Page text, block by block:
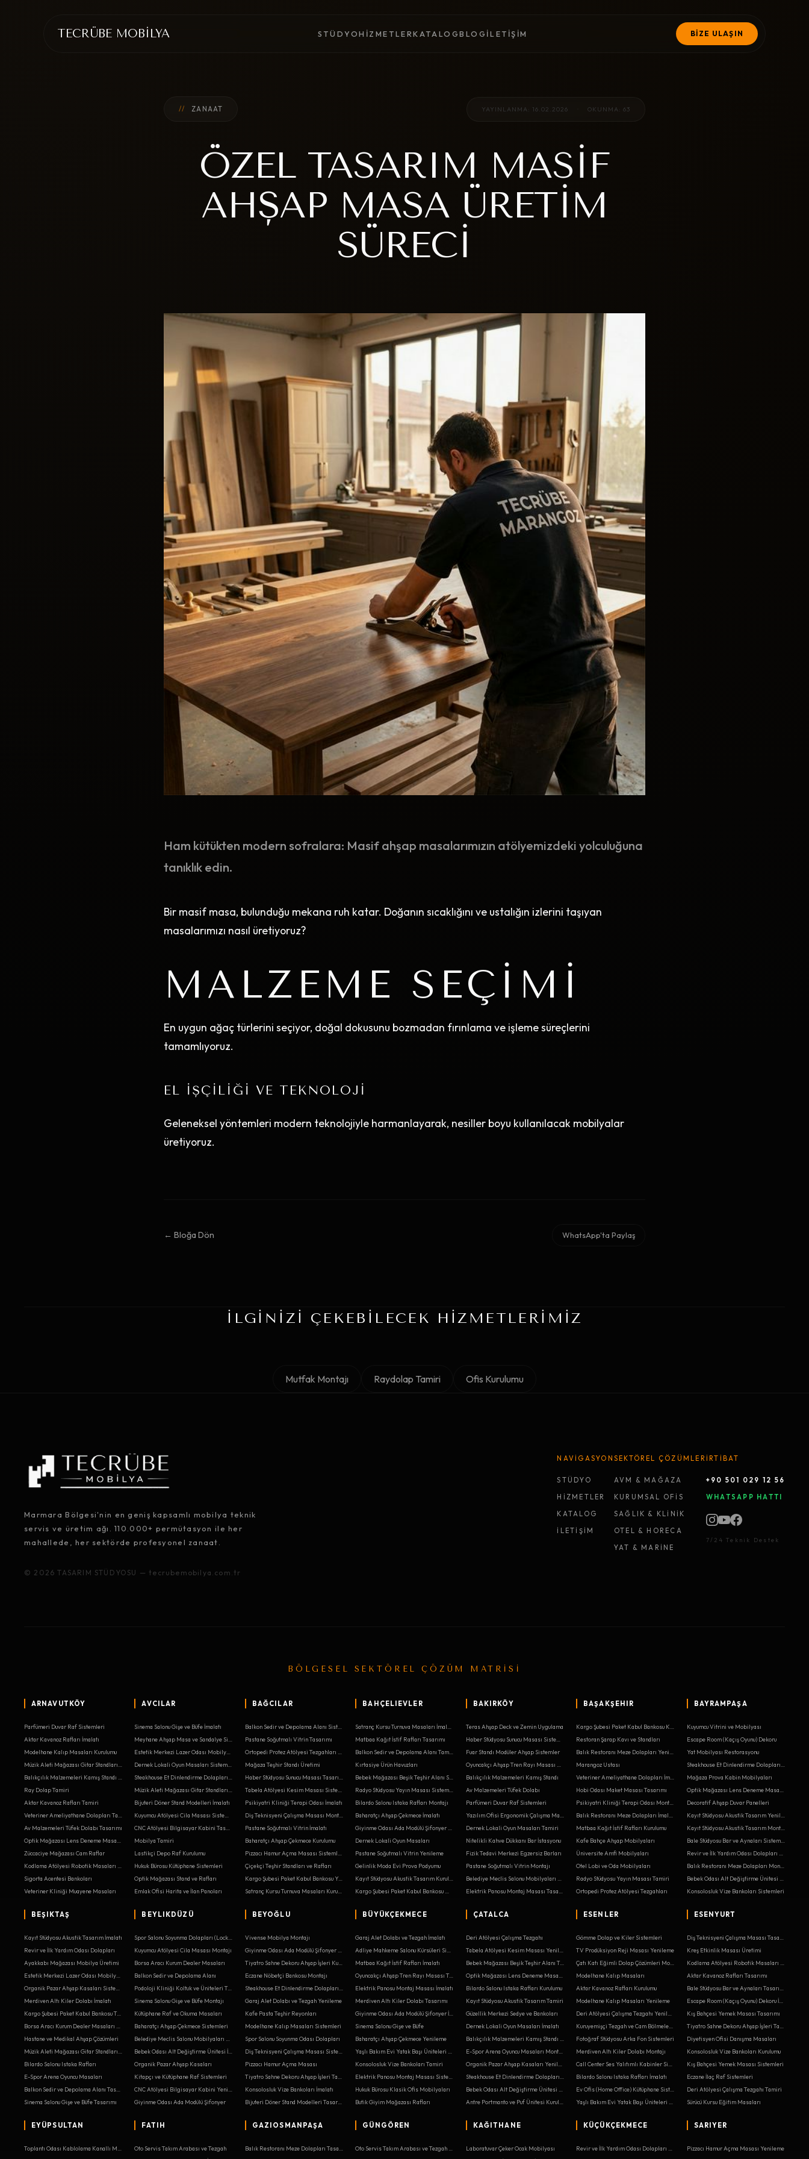
TECRÜBE MOBİLYA STÜDYOHIZMETLERKATALOGBLOG İLETIŞIM BİZE ULAŞIN
// ZANAAT YAYINLANMA: 16.02.2026 OKUNMA: 63
ÖZEL TASARIM MASIF
AHŞAP MASA ÜRETIM
SÜRECI
Ham kütükten modern sofralara: Masif ahşap masalarımızın atölyemizdeki yolculuğuna
tanıklık edin.
Bir masif masa, bulunduğu mekana ruh katar. Doğanın sıcaklığını ve ustalığın izlerini taşıyan
masalarımızı nasıl üretiyoruz?
MALZEME SEÇIMI
En uygun ağaç türlerini seçiyor, doğal dokusunu bozmadan fırınlama ve işleme süreçlerini
tamamlıyoruz.
EL İŞÇILIĞI VE TEKNOLOJI
Geleneksel yöntemleri modern teknolojiyle harmanlayarak, nesiller boyu kullanılacak mobilyalar
üretiyoruz.
← Bloğa Dön WhatsApp'ta Paylaş
İLGINIZI ÇEKEBILECEK HIZMETLERIMIZ
Mutfak Montajı Raydolap Tamiri Ofis Kurulumu
Marmara Bölgesi'nin en geniş kapsamlı mobilya teknik
servis ve üretim ağı. 110.000+ permütasyon ile her
mahallede, her sektörde profesyonel zanaat.
© 2026 TASARIM STÜDYOSU — tecrubemobilya.com.tr
NAVİGASYON
STÜDYO
HİZMETLER
KATALOG
İLETİŞİM
SEKTÖREL ÇÖZÜMLER
AVM & MAĞAZA
KURUMSAL OFİS
SAĞLIK & KLİNİK
OTEL & HORECA
YAT & MARİNE
İRTİBAT
+90 501 029 12 56
WHATSAPP HATTI
7/24 Teknik Destek
BÖLGESEL SEKTÖREL ÇÖZÜM MATRİSİ
ARNAVUTKÖY
Parfümeri Duvar Raf Sistemleri
Aktar Kavanoz Rafları İmalatı
Modelhane Kalıp Masaları Kurulumu
Ray Dolap Tamiri
Aktar Kavanoz Rafları Tamiri
Av Malzemeleri Tüfek Dolabı Tasarımı
Züccaciye Mağazası Cam Raflar
Sigorta Acentesi Bankoları
Veteriner Kliniği Muayene Masaları
AVCILAR
Sinema Salonu Gişe ve Büfe İmalatı
Bijuteri Döner Stand Modelleri İmalatı
Mobilya Tamiri
Lastikçi Depo Raf Kurulumu
Hukuk Bürosu Kütüphane Sistemleri
Optik Mağazası Stand ve Rafları
Emlak Ofisi Harita ve İlan Panoları
BAĞCILAR
Balkon Sedir ve Depolama Alanı Sistemleri
Pastane Soğutmalı Vitrin Tasarımı
Mağaza Teşhir Standı Üretimi
Tabela Atölyesi Kesim Masası Sistemleri
Psikiyatri Kliniği Terapi Odası İmalatı
Diş Teknisyeni Çalışma Masası Montajı
Pastane Soğutmalı Vitrin İmalatı
Baharatçı Ahşap Çekmece Kurulumu
Çiçekçi Teşhir Standları ve Rafları
Kargo Şubesi Paket Kabul Bankosu Yenileme
Satranç Kursu Turnuva Masaları Kurulumu
BAHÇELIEVLER
Matbaa Kağıt İstif Rafları Tasarımı
Kırtasiye Ürün Havuzları
Bilardo Salonu Istaka Rafları Montajı
Baharatçı Ahşap Çekmece İmalatı
Dernek Lokali Oyun Masaları
Pastane Soğutmalı Vitrin Yenileme
Gelinlik Moda Evi Prova Podyumu
BAKIRKÖY
Teras Ahşap Deck ve Zemin Uygulama
Haber Stüdyosu Sunucu Masası Sistemleri
Fuar Standı Modüler Ahşap Sistemler
Balıkçılık Malzemeleri Kamış Standı
Av Malzemeleri Tüfek Dolabı
Parfümeri Duvar Raf Sistemleri
Dernek Lokali Oyun Masaları Tamiri
Nitelikli Kahve Dükkanı Bar İstasyonu
Fizik Tedavi Merkezi Egzersiz Barları
Pastane Soğutmalı Vitrin Montajı
BAŞAKŞEHIR
Restoran Şarap Kavı ve Standları
Marangoz Ustası
Hobi Odası Maket Masası Tasarımı
Matbaa Kağıt İstif Rafları Kurulumu
Kafe Bahçe Ahşap Mobilyaları
Üniversite Amfi Mobilyaları
Otel Lobi ve Oda Mobilyaları
Radyo Stüdyosu Yayın Masası Tamiri
Ortopedi Protez Atölyesi Tezgahları
BAYRAMPAŞA
Kuyumcu Vitrini ve Mobilyası
Escape Room (Kaçış Oyunu) Dekoru
Yat Mobilyası Restorasyonu
Mağaza Prova Kabin Mobilyaları
Decoratif Ahşap Duvar Panelleri
Kayıt Stüdyosu Akustik Tasarım Montajı
Bale Stüdyosu Bar ve Aynaları Sistemleri
Balık Restoranı Meze Dolapları Montajı
Konsolosluk Vize Bankoları Sistemleri
BEŞIKTAŞ
Kayıt Stüdyosu Akustik Tasarım İmalatı
Revir ve İlk Yardım Odası Dolapları
Ayakkabı Mağazası Mobilya Üretimi
Merdiven Altı Kiler Dolabı İmalatı
Kargo Şubesi Paket Kabul Bankosu Tasarımı
Hastane ve Medikal Ahşap Çözümleri
Bilardo Salonu Istaka Rafları
E-Spor Arena Oyuncu Masaları
Sinema Salonu Gişe ve Büfe Tasarımı
BEYLIKDÜZÜ
Kuyumcu Atölyesi Cila Masası Montajı
Borsa Aracı Kurum Dealer Masaları
Balkon Sedir ve Depolama Alanı
Podoloji Kliniği Koltuk ve Üniteleri Tamiri
Sinema Salonu Gişe ve Büfe Montajı
Kütüphane Raf ve Okuma Masaları
Baharatçı Ahşap Çekmece Sistemleri
Organik Pazar Ahşap Kasaları
Kitapçı ve Kütüphane Raf Sistemleri
Giyinme Odası Ada Modülü Şifonyer
BEYOĞLU
Vivense Mobilya Montajı
Tiyatro Sahne Dekoru Ahşap İşleri Kurulumu
Eczane Nöbetçi Bankosu Montajı
Garaj Alet Dolabı ve Tezgah Yenileme
Kafe Pasta Teşhir Reyonları
Modelhane Kalıp Masaları Sistemleri
Spor Salonu Soyunma Odası Dolapları
Diş Teknisyeni Çalışma Masası Sistemleri
Pizzacı Hamur Açma Masası
Konsolosluk Vize Bankoları İmalatı
Bijuteri Döner Stand Modelleri Tasarımı
BÜYÜKÇEKMECE
Garaj Alet Dolabı ve Tezgah İmalatı
Matbaa Kağıt İstif Rafları İmalatı
Oyuncakçı Ahşap Tren Rayı Masası Tamiri
Elektrik Panosu Montaj Masası İmalatı
Merdiven Altı Kiler Dolabı Tasarımı
Sinema Salonu Gişe ve Büfe
Baharatçı Ahşap Çekmece Yenileme
Konsolosluk Vize Bankoları Tamiri
Hukuk Bürosu Klasik Ofis Mobilyaları
Butik Giyim Mağazası Rafları
ÇATALCA
Deri Atölyesi Çalışma Tezgahı
Bebek Mağazası Beşik Teşhir Alanı Tasarımı
Bilardo Salonu Istaka Rafları Kurulumu
Kayıt Stüdyosu Akustik Tasarım Tamiri
Güzellik Merkezi Sedye ve Bankoları
Dernek Lokali Oyun Masaları İmalatı
E-Spor Arena Oyuncu Masaları Montajı
ESENLER
Gömme Dolap ve Kiler Sistemleri
TV Prodüksiyon Reji Masası Yenileme
Modelhane Kalıp Masaları
Aktar Kavanoz Rafları Kurulumu
Modelhane Kalıp Masaları Yenileme
Fotoğraf Stüdyosu Arka Fon Sistemleri
Merdiven Altı Kiler Dolabı Montajı
Bilardo Salonu Istaka Rafları İmalatı
ESENYURT
Kreş Etkinlik Masası Üretimi
Aktar Kavanoz Rafları Tasarımı
Escape Room (Kaçış Oyunu) Dekoru İmalatı
Kış Bahçesi Yemek Masası Tasarımı
Diyetisyen Ofisi Danışma Masaları
Konsolosluk Vize Bankoları Kurulumu
Kış Bahçesi Yemek Masası Sistemleri
Eczane İlaç Raf Sistemleri
Deri Atölyesi Çalışma Tezgahı Tamiri
Sürücü Kursu Eğitim Masaları
EYÜPSULTAN FATIH
Oto Servis Takım Arabası ve Tezgah
GAZIOSMANPAŞA GÜNGÖREN KAĞITHANE
Laboratuvar Çeker Ocak Mobilyası
KÜÇÜKÇEKMECE SARIYER
Pizzacı Hamur Açma Masası Yenileme